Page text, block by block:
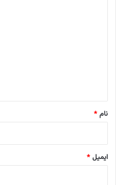
نام*
ایمیل*